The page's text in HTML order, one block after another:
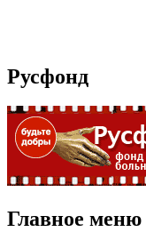
Русфонд
Главное меню